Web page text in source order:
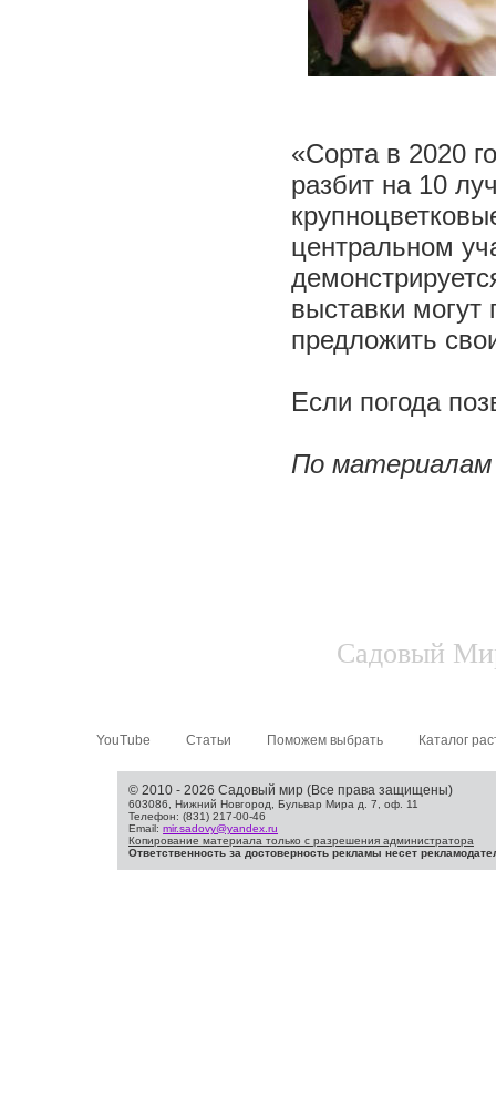
«Сорта в 2020
разбит на 10
центральном
выставки
предложить
Если погода
По материалам
Садовый
YouTube Статьи Поможем выбрать Каталог
© 2010 - 2026 Садовый мир (Все права защищены)
603086, Нижний Новгород, Бульвар Мира д. 7, оф. 11
Телефон: (831) 217-00-46
Email: mir.sadovy@yandex.ru
Копирование материала только с разрешения администратора
Ответственность за достоверность рекламы несет